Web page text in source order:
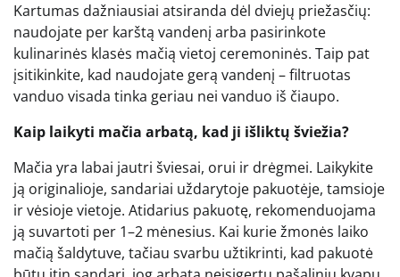
Kartumas dažniausiai atsiranda dėl dviejų priežasčių:
naudojate per karštą vandenį arba pasirinkote
kulinarinės klasės mačią vietoj ceremoninės. Taip pat
įsitikinkite, kad naudojate gerą vandenį – filtruotas
vanduo visada tinka geriau nei vanduo iš čiaupo.
Kaip laikyti mačia arbatą, kad ji išliktų šviežia?
Mačia yra labai jautri šviesai, orui ir drėgmei. Laikykite
ją originalioje, sandariai uždarytoje pakuotėje, tamsioje
ir vėsioje vietoje. Atidarius pakuotę, rekomenduojama
ją suvartoti per 1–2 mėnesius. Kai kurie žmonės laiko
mačią šaldytuve, tačiau svarbu užtikrinti, kad pakuotė